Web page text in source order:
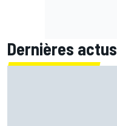
Dernières actus